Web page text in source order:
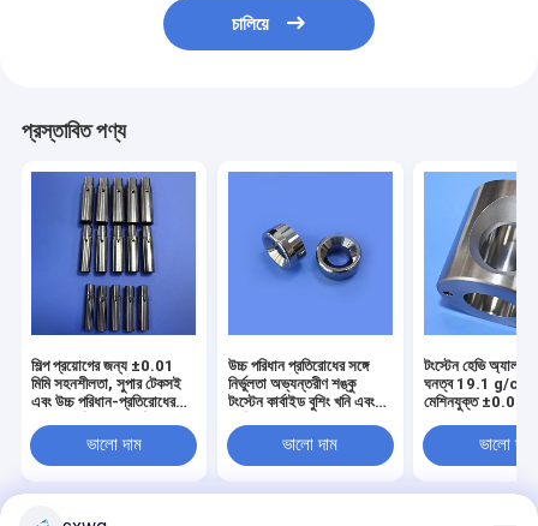
চালিয়ে
প্রস্তাবিত পণ্য
শিল্প প্রয়োগের জন্য ±0.01
মিমি সহনশীলতা, সুপার টেকসই
এবং উচ্চ পরিধান-প্রতিরোধের
ভালো দাম
উচ্চ পরিধান প্রতিরোধের সঙ্গে
নির্ভুলতা অভ্যন্তরীণ শঙ্কু
টংস্টেন কার্বাইড বুশিং খনি এবং
ভালো দাম
টংস্টেন হেভি অ্যালয়
ঘনত্ব 19.1 g/cm³
মেশিনযুক্ত ±0.01
ভালো দাম